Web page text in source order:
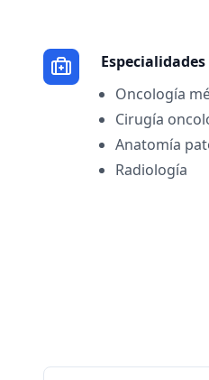
Especialidades
Oncología
Cirugía
Anatomía
Radiología